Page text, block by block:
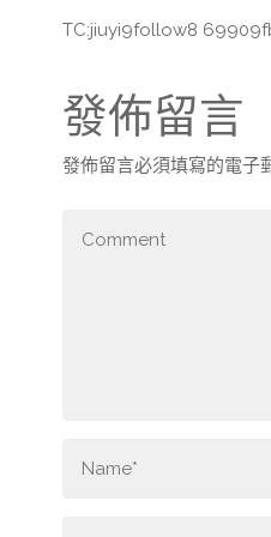
TC:jiuyi9follow8
發佈留言
發佈留言必須填寫的電子